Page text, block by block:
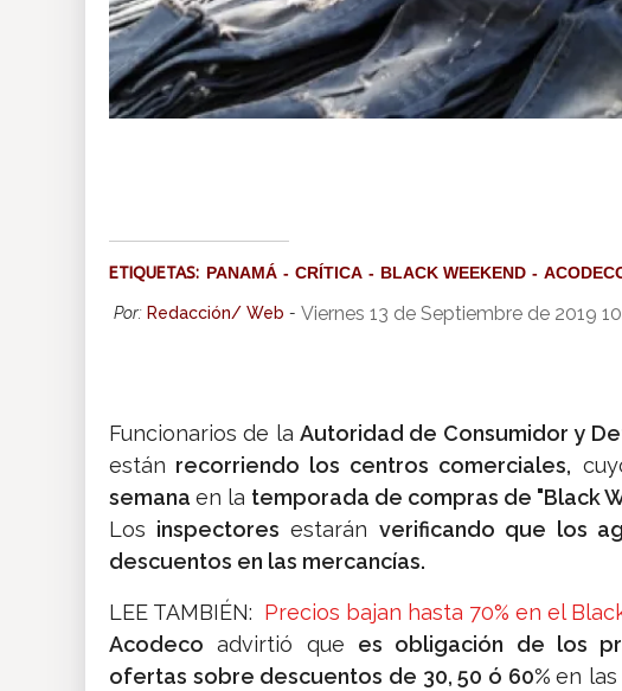
ETIQUETAS: PANAMÁ CRÍTICA BLACK WEEKEND
Por: Redacción/ Web - Viernes 13 de Septiembre de 2019
Funcionarios de laAutoridad de Consumidor y
están recorriendo los centros comerciales,
semana en la temporada de compras de "Black
Los inspectores estarán verificando que los
descuentos en las mercancías.
LEE TAMBIÉN: Precios bajan hasta 70% en el
Acodeco advirtió que es obligación de los
ofertas sobre descuentos de 30, 50 ó 60%en las